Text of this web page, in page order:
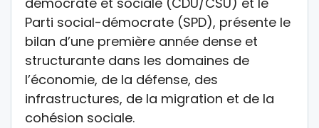
Parti social-démocrate (SPD), présente le
bilan d’une première année dense et
structurante dans les domaines de
l’économie, de la défense, des
infrastructures, de la migration et de la
cohésion sociale.